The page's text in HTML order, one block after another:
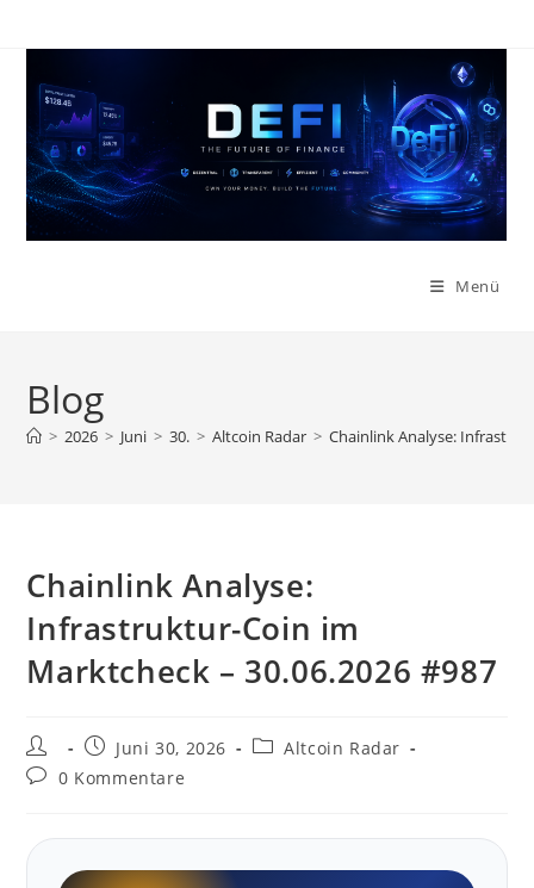
Inhalt
Menü
Blog
> 2026 > Juni > 30. > Altcoin Radar > Chainlink Analyse:
Chainlink Analyse:
Infrastruktur-Coin im
Marktcheck – 30.06.2026 #987
Beitrags-
Autor:
Beitrag
veröffentlicht:
Juni 30, 2026
Beitrags-
Altcoin Radar
Beitrags-
0 Kommentare